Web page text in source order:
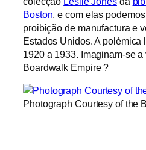
Boston, e com elas
proibição de manufactura e
Estados Unidos. A polémica
1920 a 1933. Imaginam-se
Boardwalk Empire ?
Photograph Courtesy of the